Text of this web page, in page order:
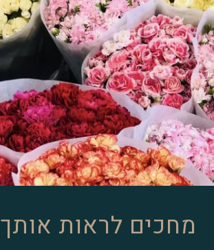
מחכים לראות אותך